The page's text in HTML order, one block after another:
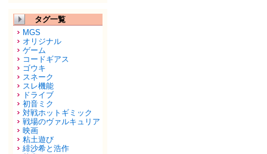
タグ一覧
MGS
オリジナル
ゲーム
コードギアス
ゴウキ
スネーク
スレ機能
ドライブ
初音ミク
対戦ホットギミック
戦場のヴァルキュリア
映画
粘土遊び
緋沙希と浩作